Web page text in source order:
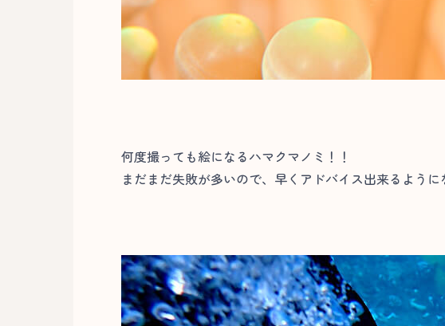
何度撮っても絵になるハマクマノミ！！
まだまだ失敗が多いので、早くアドバイス出来るよう